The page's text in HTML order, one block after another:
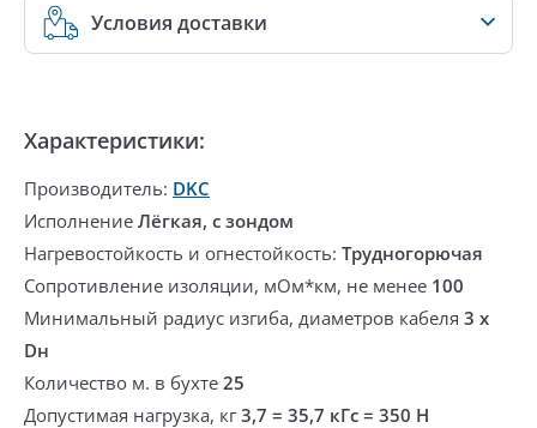
Условия доставки
Характеристики:
Производитель: DKC
Исполнение Лёгкая, с зондом
Нагревостойкость и огнестойкость: Трудногорючая
Сопротивление изоляции, мОм*км, не менее 100
Минимальный радиус изгиба, диаметров кабеля 3 х
Dн
Количество м. в бухте 25
Допустимая нагрузка, кг3,7 = 35,7 кГс = 350 Н